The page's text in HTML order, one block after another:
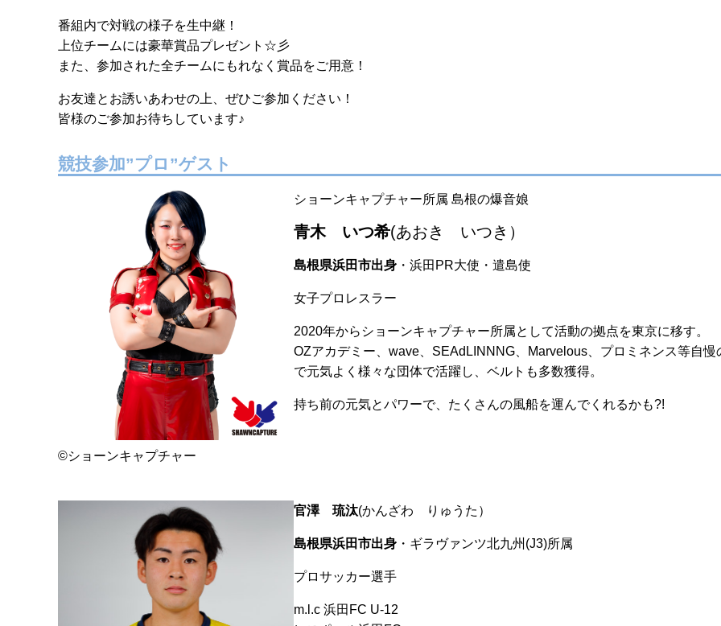
番組内で対戦の様子を生中継！
上位チームには豪華賞品プレゼント☆彡
また、参加された全チームにもれなく賞品をご用意！
お友達とお誘いあわせの上、ぜひご参加ください！
皆様のご参加お待ちしています♪
競技参加”プロ”ゲスト
©ショーンキャプチャー
ショーンキャプチャー所属 島根の爆音娘
青木 いつ希(あおき いつき）
島根県浜田市出身 ・浜田PR大使・遣島使
女子プロレスラー
2020年からショーンキャプチャー所属として活動の拠点を東京に移す。
OZアカデミー、wave、SEAdLINNNG、Marvelous、プロミネンス等自慢
で元気よく様々な団体で活躍し、ベルトも多数獲得。
持ち前の元気とパワーで、たくさんの風船を運んでくれるかも?!
官澤 琉汰(かんざわ りゅうた）
島根県浜田市出身 ・ギラヴァンツ北九州(J3)所属
プロサッカー選手
m.l.c 浜田FC U-12